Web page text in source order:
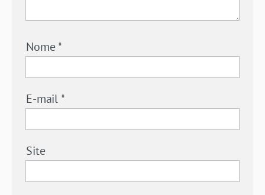
Nome*
E-mail*
Site